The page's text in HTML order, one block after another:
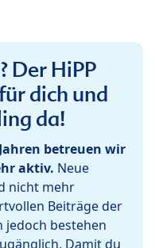
Der HiPP
dich und
da!
betreuen wir
aktiv. Neue
nicht mehr
Beiträge der
jedoch bestehen
Damit du